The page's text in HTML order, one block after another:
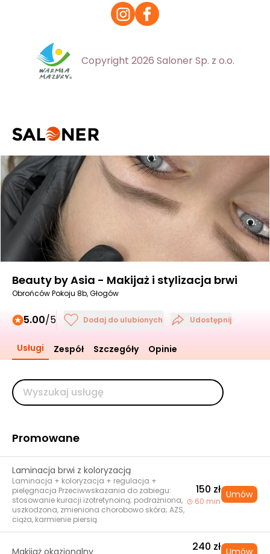
Copyright 2026 Saloner Sp. z o.o.
Beauty by Asia - Makijaż i stylizacja brwi
Obrońców Pokoju 8b, Głogów
5.00/5 Dodaj do ulubionych Udostępnij
Usługi Zespół Szczegóły Opinie
Promowane
Laminacja brwi z koloryzacją
Laminacja + koloryzacja + regulacja +
pielęgnacja Przeciwwskazania do zabiegu:
stosowanie kuracji izotretynoiną; podrażniona,
uszkodzona, zmieniona chorobowo skóra; AZS,
ciąża, karmienie piersią.
150 zł
60 min
Umów
Makijaż okazjonalny 240 zł Umów